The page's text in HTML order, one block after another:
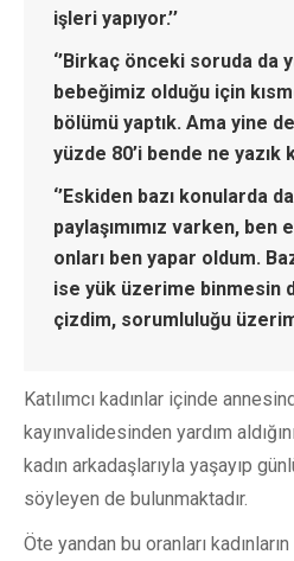
işleri yapıyor.’’
‘’Birkaç önceki soruda da
bebeğimiz olduğu için
bölümü yaptık. Ama yine
yüzde 80’i bende ne yazık
‘’Eskiden bazı konularda
paylaşımımız varken, ben
onları ben yapar oldum.
ise yük üzerime binmesin
çizdim, sorumluluğu
Katılımcı kadınlar içinde
kayınvalidesinden yardım
kadın arkadaşlarıyla yaşayıp
söyleyen de bulunmaktadır.
Öte yandan bu oranları